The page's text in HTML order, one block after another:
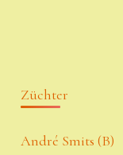
Züchter
André Smits (B)